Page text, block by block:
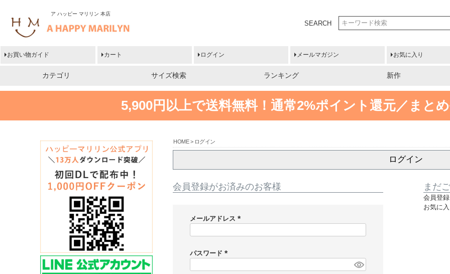
ア ハッピー マリリン 本店
SEARCH
お買い物ガイド カート ログイン メールマガジン お気に入り
カテゴリ サイズ検索 ランキング 新作
5,900円以上で送料無料！ 通常2%ポイント還元／まと
HOME ログイン
ログイン
会員登録がお済みのお客様
メールアドレス
必
)
パスワード
まだ
会員登
お気に